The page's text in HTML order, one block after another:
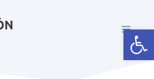
Abrir
MENÚ